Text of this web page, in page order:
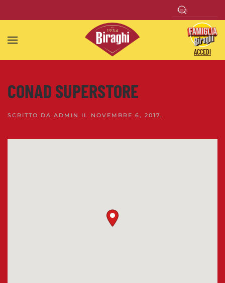
Skip to main content
ACCEDI
CONAD SUPERSTORE
SCRITTO DA ADMIN IL NOVEMBRE 6, 2017.